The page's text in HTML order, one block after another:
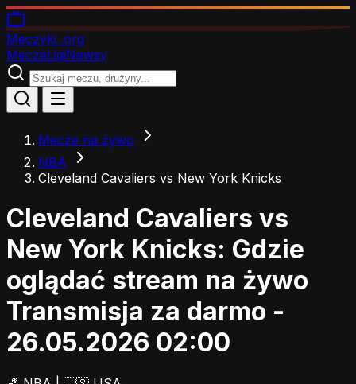
Meczyki .org
MeczeLigiNewsy
Mecze na żywo
NBA
Cleveland Cavaliers vs New York Knicks
Cleveland Cavaliers vs
New York Knicks: Gdzie
oglądać stream na żywo
Transmisja za darmo -
26.05.2026 02:00